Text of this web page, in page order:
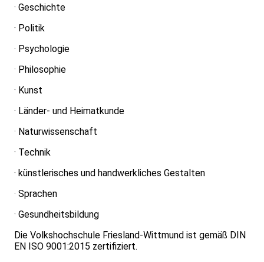
· Geschichte
· Politik
· Psychologie
· Philosophie
· Kunst
· Länder- und Heimatkunde
· Naturwissenschaft
· Technik
· künstlerisches und handwerkliches Gestalten
· Sprachen
· Gesundheitsbildung
Die Volkshochschule Friesland-Wittmund ist gemäß DIN
EN ISO 9001:2015 zertifiziert.